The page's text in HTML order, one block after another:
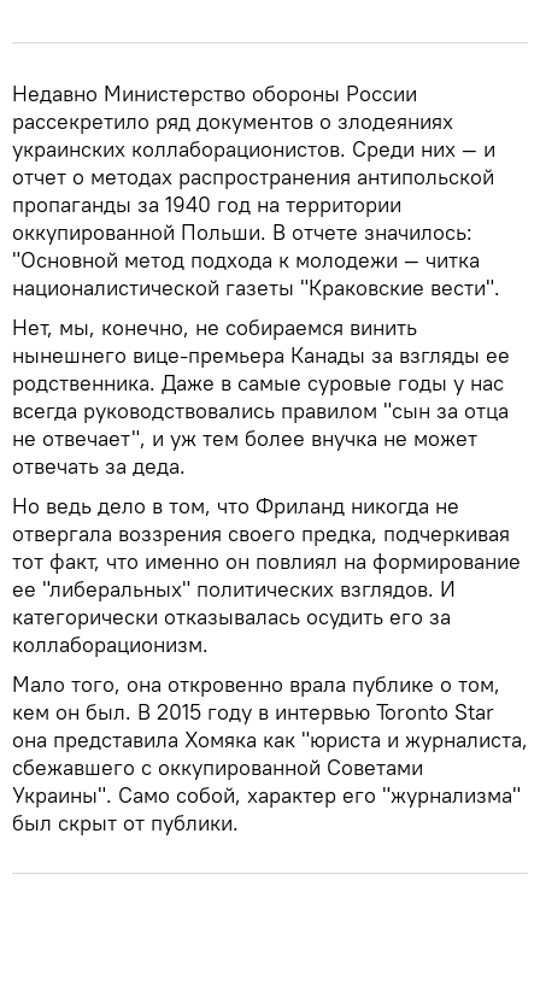
Недавно Министерство обороны России
рассекретило ряд документов о злодеяниях
украинских коллаборационистов. Среди них — и
отчет о методах распространения антипольской
пропаганды за 1940 год на территории
оккупированной Польши. В отчете значилось:
"Основной метод подхода к молодежи — читка
националистической газеты "Краковские вести".
Нет, мы, конечно, не собираемся винить
нынешнего вице-премьера Канады за взгляды ее
родственника. Даже в самые суровые годы у нас
всегда руководствовались правилом "сын за отца
не отвечает", и уж тем более внучка не может
отвечать за деда.
Но ведь дело в том, что Фриланд никогда не
отвергала воззрения своего предка, подчеркивая
тот факт, что именно он повлиял на формирование
ее "либеральных" политических взглядов. И
категорически отказывалась осудить его за
коллаборационизм.
Мало того, она откровенно врала публике о том,
кем он был. В 2015 году в интервью Toronto Star
она представила Хомяка как "юриста и журналиста,
сбежавшего с оккупированной Советами
Украины". Само собой, характер его "журнализма"
был скрыт от публики.